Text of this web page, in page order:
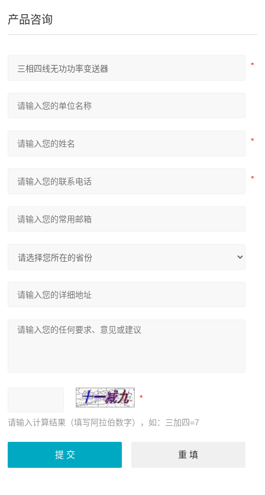
产品咨询
请输入计算结果（填写阿拉伯数字），如：三加四=7